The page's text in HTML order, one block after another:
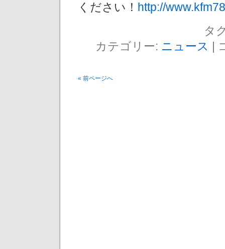
ください！ http://
タ
カテゴリー: ニュース |
« 前ページへ